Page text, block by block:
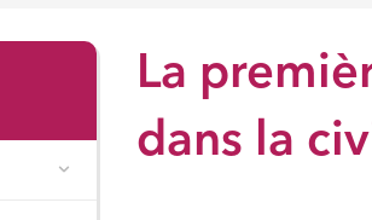
La
dans la